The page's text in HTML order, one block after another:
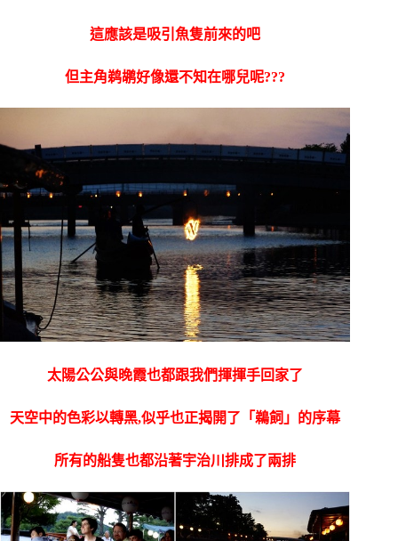
這應該是吸引魚隻前來的吧
但主角鹈鹕好像還不知在哪兒呢???
太陽公公與晚霞也都跟我們揮揮手回家了
天空中的色彩以轉黑,似乎也正揭開了「鵜飼」的序幕
所有的船隻也都沿著宇治川排成了兩排